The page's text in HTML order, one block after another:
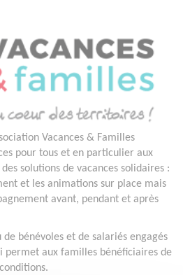
Vacances & Familles
pour tous et en particulier aux
solutions de vacances solidaires :
et les animations sur place mais
avant, pendant et après
de bénévoles et de salariés engagés
aux familles bénéficiaires de